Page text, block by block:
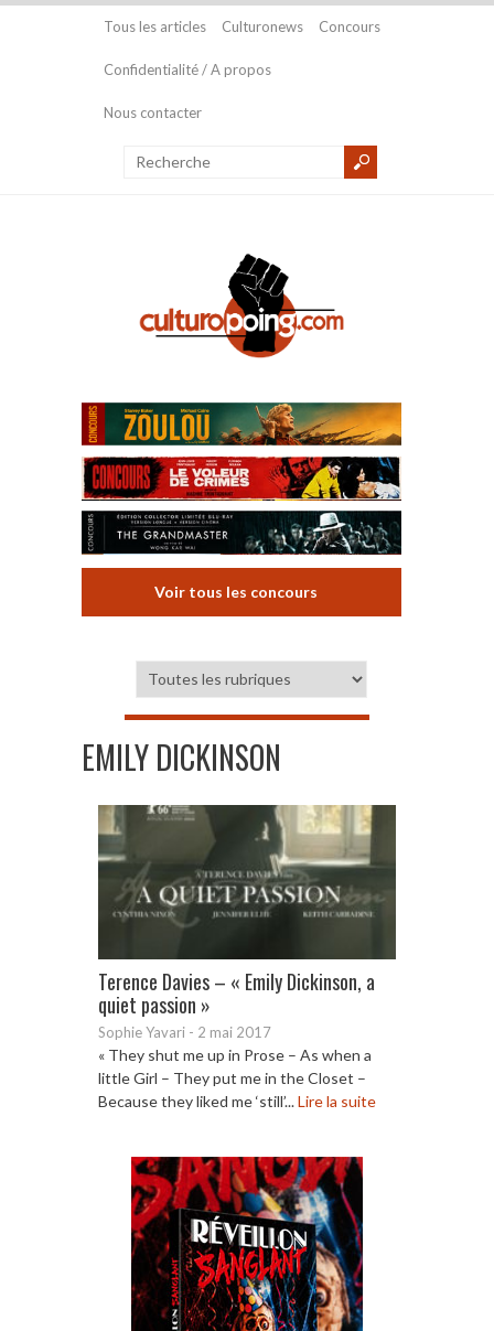
Tous les articles Culturonews Concours
Confidentialité / A propos
Nous contacter
Voir tous les concours
EMILY DICKINSON
Terence Davies – « Emily Dickinson, a
quiet passion »
Sophie Yavari - 2 mai 2017
« They shut me up in Prose – As when a
little Girl – They put me in the Closet –
Because they liked me ‘still’...Lire la suite